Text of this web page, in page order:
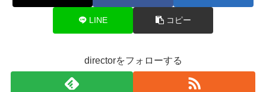
LINE コピー
directorをフォローする